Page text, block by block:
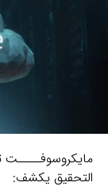
مايكروسوفــــت
التحقيق يكشف: